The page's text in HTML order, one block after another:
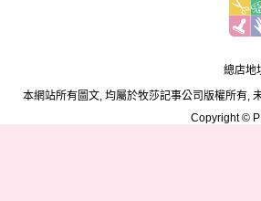
總店地
本網站所有圖文, 均屬於牧莎記事公司版權所有,
Copyright ©